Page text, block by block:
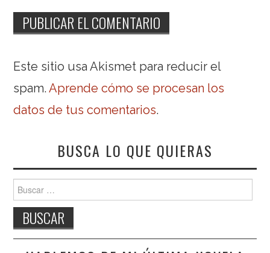
Este sitio usa Akismet para reducir el
spam.Aprende cómo se procesan los
datos de tus comentarios.
BUSCA LO QUE QUIERAS
Buscar: